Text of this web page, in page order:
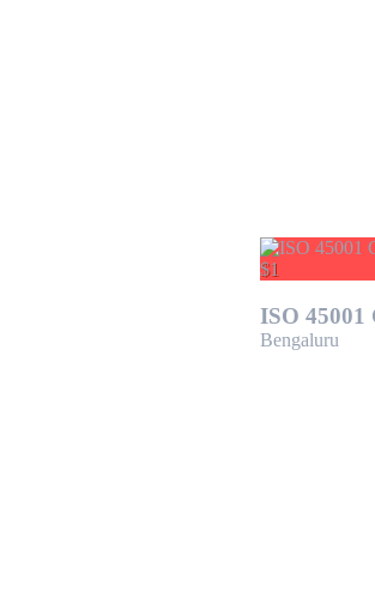
$1
ISO 45001
Bengaluru